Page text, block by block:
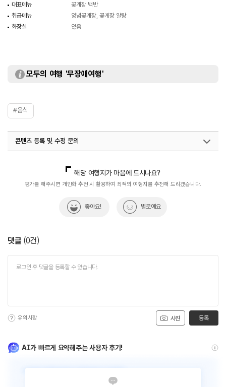
대표메뉴
꽃게장 백반
취급메뉴
양념꽃게장, 꽃게장 알탕
화장실
있음
모두의 여행 '무장애여행'
#음식
콘텐츠 등록 및 수정 문의
해당 여행지가 마음에 드시나요?
평가를 해주시면 개인화 추천 시 활용하여 최적의 여행지를 추천해 드리겠습니다.
좋아요! 별로예요
댓글 (0건)
사진
유의사항 등록
AI가 빠르게 요약해주는 사용자 후기!